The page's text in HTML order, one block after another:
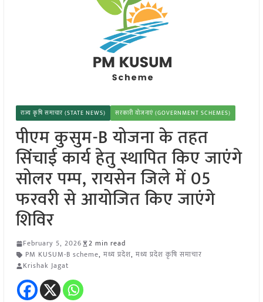
राज्य कृषि समाचार (STATE NEWS) सरकारी योजनाएं (GOVERNMENT SCHEMES)
पीएम कुसुम-B योजना के तहत
सिंचाई कार्य हेतु स्थापित किए जाएंगे
सोलर पम्प, रायसेन जिले में 05
फरवरी से आयोजित किए जाएंगे
शिविर
February 5, 2026
2 min read
PM KUSUM-B scheme, मध्य प्रदेश, मध्य प्रदेश कृषि समाचार
Krishak Jagat